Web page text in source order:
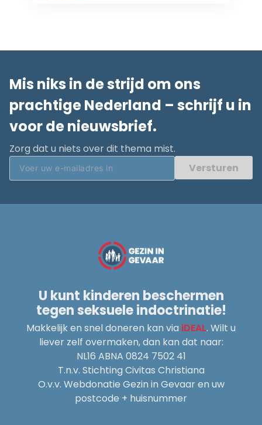
Mis niks in de strijd om ons
prachtige Nederland – schrijf u in
voor de nieuwsbrief.
Zorg dat u niets over dit thema mist.
Versturen
U kunt kinderen beschermen
tegen seksuele indoctrinatie!
Makkelijk en snel doneren kan via iDEAL. Wilt u
liever zelf overmaken, dan kan dat naar:
NL16 ABNA 0824 7502 41
T.n.v. Stichting Civitas Christiana
O.v.v. Webdonatie Gezin in Gevaar en uw
postcode + huisnummer